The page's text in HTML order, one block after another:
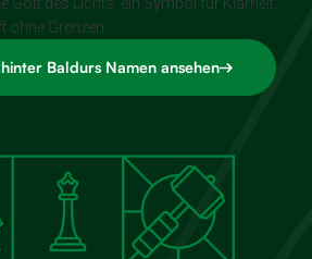
Gott des Lichts, ein Symbol für Klarheit,
ohne Grenzen.
Baldurs Namen ansehen